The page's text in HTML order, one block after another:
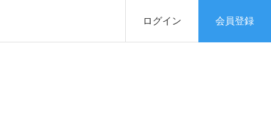
ログイン 会員登録